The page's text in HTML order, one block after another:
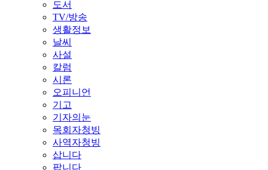
도서
TV/방송
생활정보
날씨
사설
칼럼
시론
오피니언
기고
기자의눈
목회자청빙
사역자청빙
삽니다
팝니다